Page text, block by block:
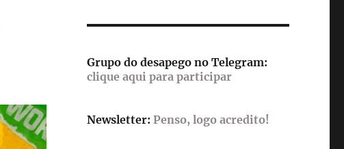
Grupo do desapego no Telegram:
clique aqui para participar
Newsletter: Penso, logo acredito!